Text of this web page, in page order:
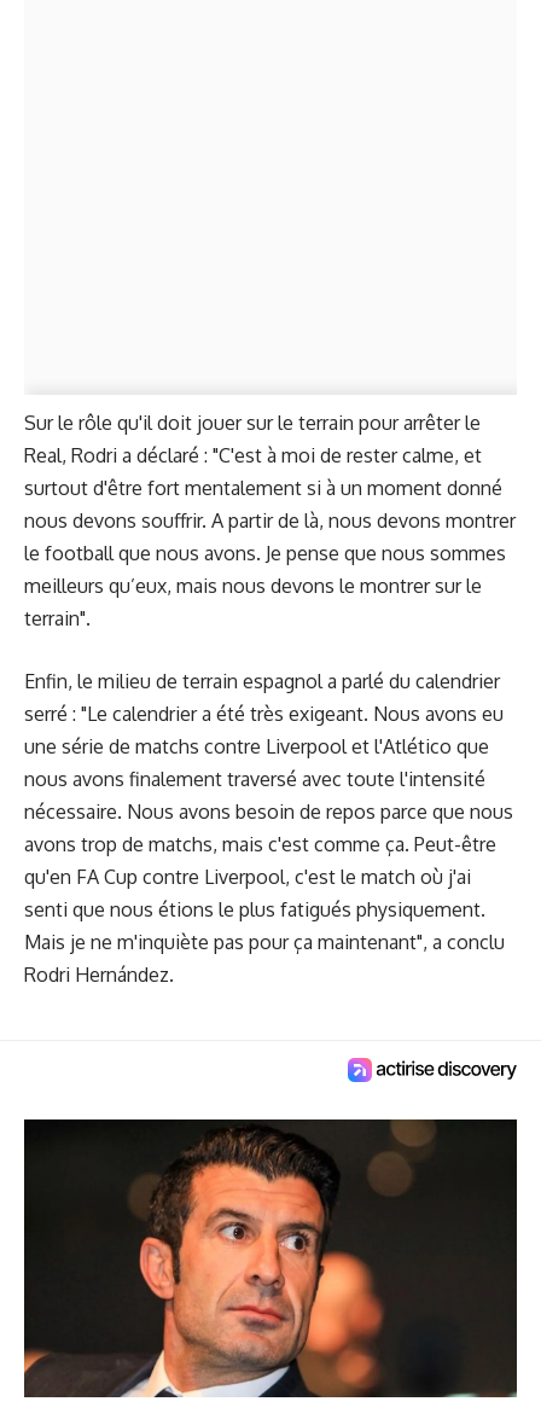
Sur le rôle qu'il doit jouer sur le terrain pour arrêter le
Real, Rodri a déclaré : "C'est à moi de rester calme, et
surtout d'être fort mentalement si à un moment donné
nous devons souffrir. A partir de là, nous devons montrer
le football que nous avons. Je pense que nous sommes
meilleurs qu’eux, mais nous devons le montrer sur le
terrain".
Enfin, le milieu de terrain espagnol a parlé du calendrier
serré : "Le calendrier a été très exigeant. Nous avons eu
une série de matchs contre Liverpool et l'Atlético que
nous avons finalement traversé avec toute l'intensité
nécessaire. Nous avons besoin de repos parce que nous
avons trop de matchs, mais c'est comme ça. Peut-être
qu'en FA Cup contre Liverpool, c'est le match où j'ai
senti que nous étions le plus fatigués physiquement.
Mais je ne m'inquiète pas pour ça maintenant", a conclu
Rodri Hernández.